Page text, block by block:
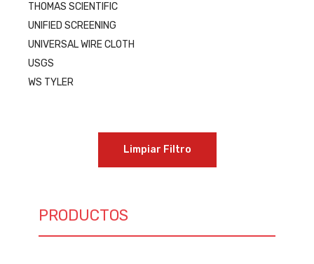
THOMAS SCIENTIFIC
UNIFIED SCREENING
UNIVERSAL WIRE CLOTH
USGS
WS TYLER
Limpiar Filtro
PRODUCTOS